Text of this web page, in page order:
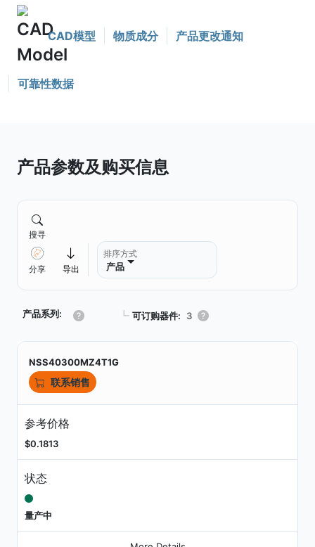
CAD模型 物质成分 产品更改通知
可靠性数据
产品参数及购买信息
搜寻
分享 导出
排序方式
产品
产品系列: ┗ 可订购器件: 3
NSS40300MZ4T1G
联系销售
参考价格
$0.1813
状态
量产中